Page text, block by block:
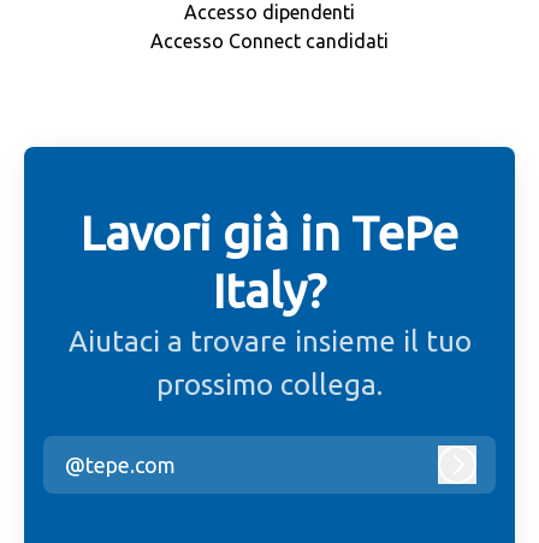
Accesso dipendenti
Accesso Connect candidati
Lavori già in TePe
Italy?
Aiutaci a trovare insieme il tuo
prossimo collega.
@tepe.com